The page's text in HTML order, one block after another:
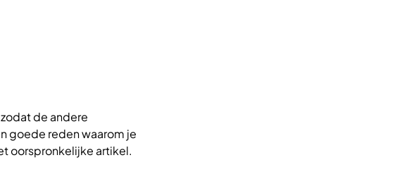
de andere
goede reden waarom je
oorspronkelijke artikel.